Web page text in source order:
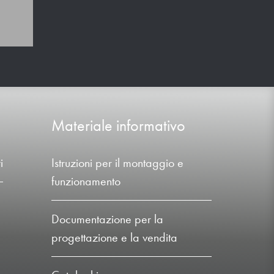
Materiale informativo
Istruzioni per il montaggio e
funzionamento
Documentazione per la
progettazione e la vendita